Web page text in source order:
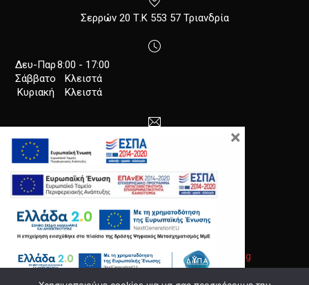
Σερρών 20 Τ.Κ 553 57 ΤριανδρίαNew Window
Δευ-Παρ8:00 - 17:00
Σάββατο
Κλειστά
Κυριακή
Κλειστά
info@anodos-group.gr
Copyright © 2026Anodos Group
|Κατασκευή Ιστοσελίδων
Gama Advertising
Θέμα WordPress απόFORQYΝέο παράθυρο
New Window
×